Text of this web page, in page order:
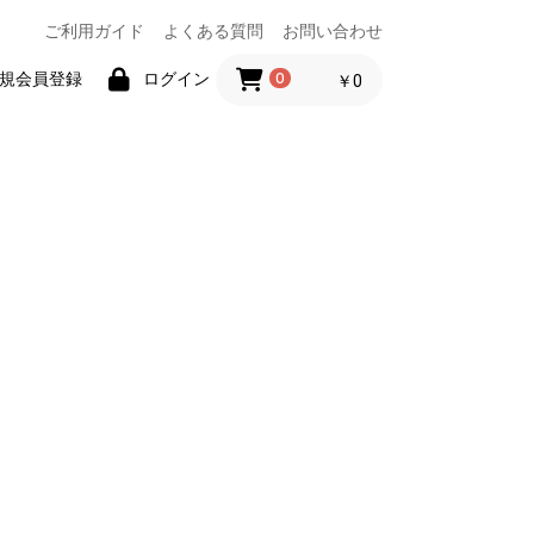
ご利用ガイド よくある質問 お問い合わせ
会員登録 ログイン 0 ￥0